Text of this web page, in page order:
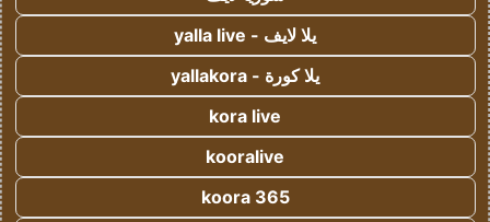
يلا لايف - yalla live
يلا كورة - yallakora
kora live
kooralive
koora 365